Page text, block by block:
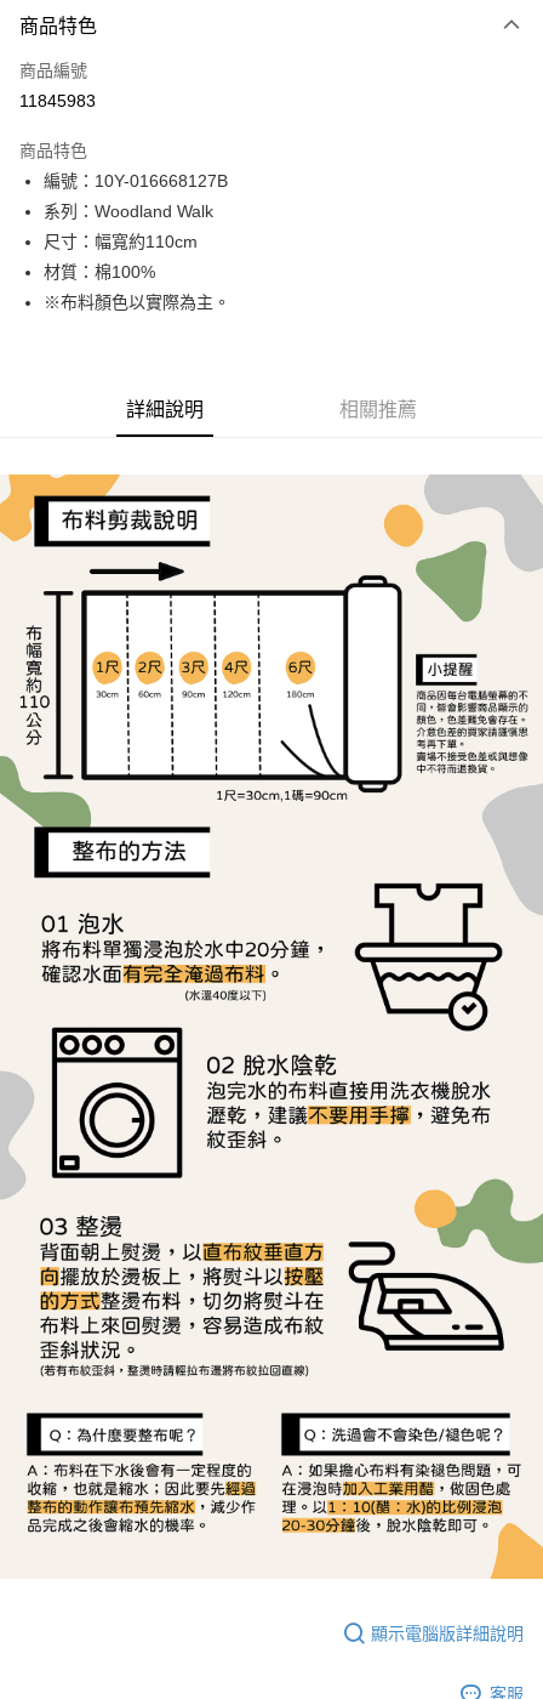
信用卡一次付款
超商取貨付款
Apple Pay
街口支付
Google Pay
AFTEE先享後付
１．簡單：不需註冊會員、不需綁卡、不需儲值。
３．安心：先確認商品／服務後，再付款。
【「AFTEE先享後付」結帳流程】
１．於結帳方式選擇「AFTEE先享後付」後，將跳轉至「AFTEE先享後付」
結帳頁面，進行簡訊認證並確認金額後，即可完成結帳。
２．訂單成立數日內，您將收到繳費通知簡訊。
３．收到繳費通知簡訊後14天內，點擊此簡訊中的連結，可透過四大超商／
ATM／網路銀行／等多元方式進行付款，方視為交易完成。
※ 請注意：結帳手續完成當下不需立刻繳費，但若您需要取消訂單，請聯絡
購買商品的店家。未經商家同意取消之訂單仍視為有效，需透過AFTEE先享
後付繳納相關費用。
※ 交易是否成功請以「AFTEE先享後付 」之結帳頁面顯示為準，若有關於
是否繳費成功／繳費後需取消欲退款等相關疑問，請聯繫「AFTEE先享後付
客戶支援中心」 https://netprotections.freshdesk.com/support/home
【注意事項】
１．透過由恩沛科技股份有限公司提供之「AFTEE先享後付」服務完成之交
易，需依本服務之必要範圍內提供個人資料，並將交易相關給付款項請求債
權轉讓予恩沛科技股份有限公司。
https://aftee.tw/terms/#terms3
３．未成年的使用者請事先徵得法定代理人或監護人之同意方可使用
「AFTEE先享後付」，若未經同意申辦者引起之損失，本公司不負相關責
任。
４．使用「AFTEE先享後付」時，將依據個別帳號之用戶狀況，依本公司即
時審查核予不同之上限額度；若仍有額度不足之情形，本公司將視審查結果
請求用戶進行身份認證。
５．嚴禁一人註冊多個帳號或使用他人資訊註冊。若發現惡意使用之情形，
恩沛科技股份有限公司將有權停止該用戶之使用額度並採取法律行動。
全家取貨付款
每筆NT$65，滿NT$1,500(含以上)免運費
每筆NT$65，滿NT$1,500(含以上)免運費
宅配
每筆NT$150，滿NT$1,500(含以上)免運費
離島宅配
每筆NT$240
商品特色
商品編號
11845983
商品特色
編號：10Y-016668127B
系列：Woodland Walk
尺寸：幅寬約110cm
材質：棉100%
※布料顏色以實際為主。
詳細說明 相關推薦
顯示電腦版詳細說明
客服